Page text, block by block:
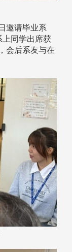
邀请毕业系
同学出席获
会后系友与在